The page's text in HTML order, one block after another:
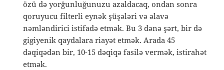
özü də yorğunluğunuzu azaldacaq, ondan sonra
qoruyucu filterli eynək şüşələri və əlavə
nəmləndirici istifadə etmək. Bu 3 dənə şərt, bir də
gigiyenik qaydalara riayət etmək. Arada 45
dəqiqədən bir, 10-15 dəqiqə fasilə vermək, istirahət
etmək.